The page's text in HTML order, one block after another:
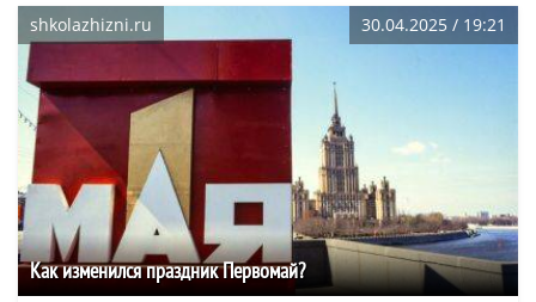
shkolazhizni.ru 30.04.2025 / 19:21
Как изменился праздник Первомай?